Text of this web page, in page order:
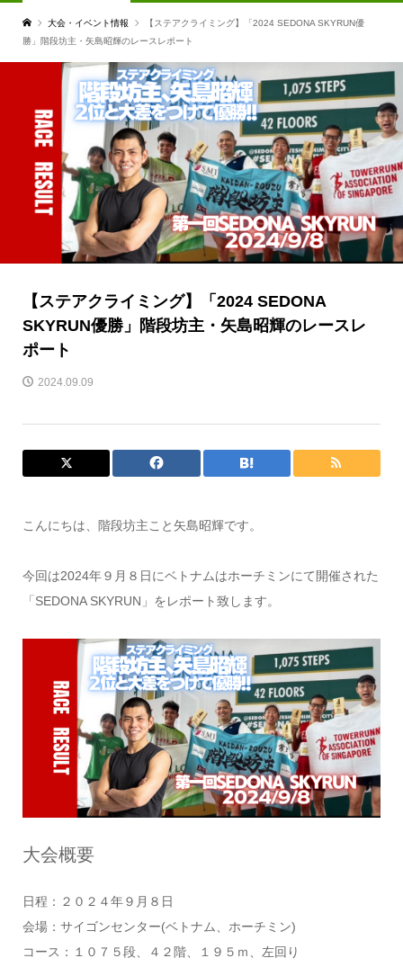
大会・イベント情報
【ステアクライミング】「2024 SEDONA SKYRUN優
勝」階段坊主・矢島昭輝のレースレポート
【ステアクライミング】「2024 SEDONA
SKYRUN優勝」階段坊主・矢島昭輝のレースレ
ポート
2024.09.09
こんにちは、階段坊主こと矢島昭輝です。
今回は2024年９月８日にベトナムはホーチミンにて開催された
「SEDONA SKYRUN」をレポート致します。
大会概要
日程：２０２４年９月８日
会場：サイゴンセンター(ベトナム、ホーチミン)
コース：１０７５段、４２階、１９５ｍ、左回り